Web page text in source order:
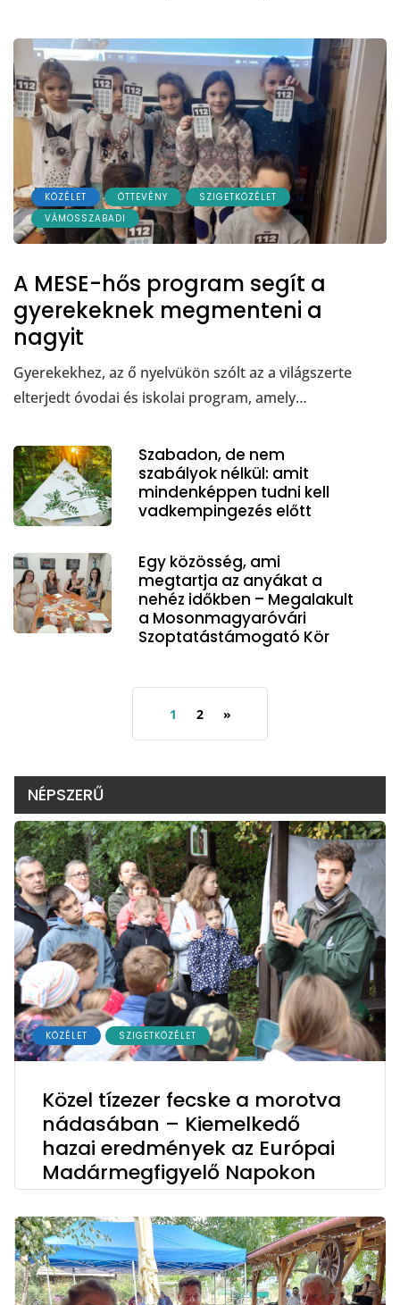
KÖZÉLET ÖTTEVÉNY
SZIGETKÖZÉLET
VÁMOSSZABADI
A MESE-hős program segít a
gyerekeknek megmenteni a
nagyit
Gyerekekhez, az ő nyelvükön szólt az a világszerte
elterjedt óvodai és iskolai program, amely…
Szabadon, de nem
szabályok nélkül: amit
mindenképpen tudni kell
vadkempingezés előtt
Egy közösség, ami
megtartja az anyákat a
nehéz időkben – Megalakult
a Mosonmagyaróvári
Szoptatástámogató Kör
1 2 »
NÉPSZERŰ
KÖZÉLET SZIGETKÖZÉLET
Közel tízezer fecske a morotva
nádasában – Kiemelkedő
hazai eredmények az Európai
Madármegfigyelő Napokon